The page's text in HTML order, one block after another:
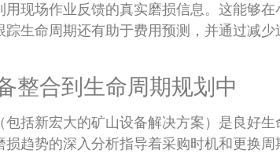
用现场作业反馈的真实磨损信息。这能够
踪生命周期还有助于费用预测，并通过减
整合到生命周期规划中
包括新宏大的矿山设备解决方案）是良好
损趋势的深入分析指导着采购时机和更换